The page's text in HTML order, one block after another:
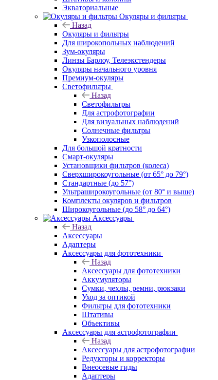
Экваториальные
Окуляры и фильтры
Назад
Окуляры и фильтры
Для широкопольных наблюдений
Зум-окуляры
Линзы Барлоу, Телеэкстендеры
Окуляры начального уровня
Премиум-окуляры
Светофильтры
Назад
Светофильтры
Для астрофотографии
Для визуальных наблюдений
Солнечные фильтры
Узкополосные
Для большой кратности
Смарт-окуляры
Установщики фильтров (колеса)
Сверхширокоугольные (от 65° до 79°)
Стандартные (до 57°)
Ультраширокоугольные (от 80° и выше)
Комплекты окуляров и фильтров
Широкоугольные (до 58° до 64°)
Аксессуары
Назад
Аксессуары
Адаптеры
Аксессуары для фототехники
Назад
Аксессуары для фототехники
Аккумуляторы
Сумки, чехлы, ремни, рюкзаки
Уход за оптикой
Фильтры для фототехники
Штативы
Объективы
Аксессуары для астрофотографии
Назад
Аксессуары для астрофотографии
Редукторы и корректоры
Внеосевые гиды
Адаптеры